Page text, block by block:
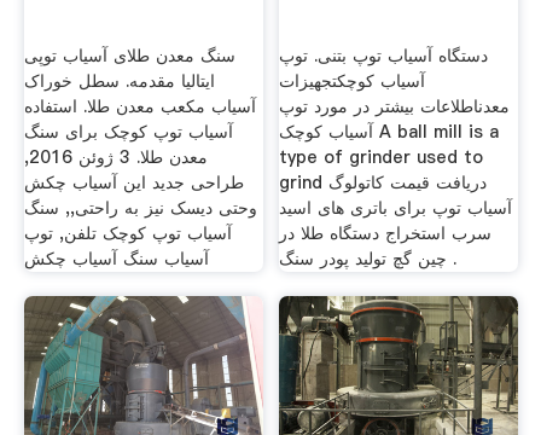
سنگ معدن طلای آسیاب توپی
ایتالیا مقدمه. سطل خوراک
آسیاب مکعب معدن طلا. استفاده
آسیاب توپ کوچک برای سنگ
معدن طلا. 3 ژوئن 2016,
طراحی جدید این آسیاب چکش
وحتی دیسک نیز به راحتی,, سنگ
آسیاب توپ کوچک تلفن, توپ
آسیاب سنگ آسیاب چکش
دستگاه آسیاب توپ بتنی. توپ
آسیاب کوچکتجهیزات
معدناطلاعات بیشتر در مورد توپ
آسیاب کوچک A ball mill is a
type of grinder used to
grind دریافت قیمت کاتولوگ
آسیاب توپ برای باتری های اسید
سرب استخراج دستگاه طلا در
چین گچ تولید پودر سنگ .